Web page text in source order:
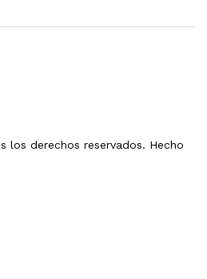
los derechos reservados. Hecho